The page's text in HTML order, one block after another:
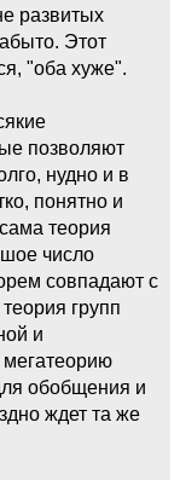
развитых
Этот
"оба хуже".
позволяют
нудно и в
понятно и
теория
число
совпадают с
групп
и
обобщения и
ждет та же